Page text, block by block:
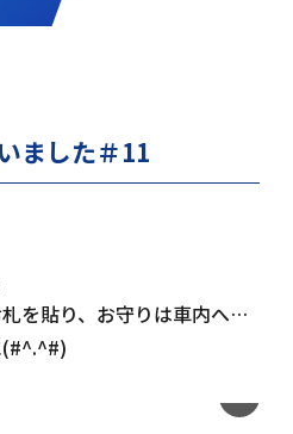
ました＃11
を貼り、お守りは車内へ…
(#^.^#)